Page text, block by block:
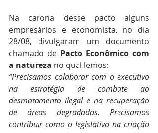
Na carona desse pacto alguns
empresários e economista, no dia
28/08, divulgaram um documento
chamado de Pacto Econômico com
a natureza no qual lemos:
“Precisamos colaborar com o executivo
na estratégia de combate ao
desmatamento ilegal e na recuperação
de áreas degradadas. Precisamos
contribuir como o legislativo na criação